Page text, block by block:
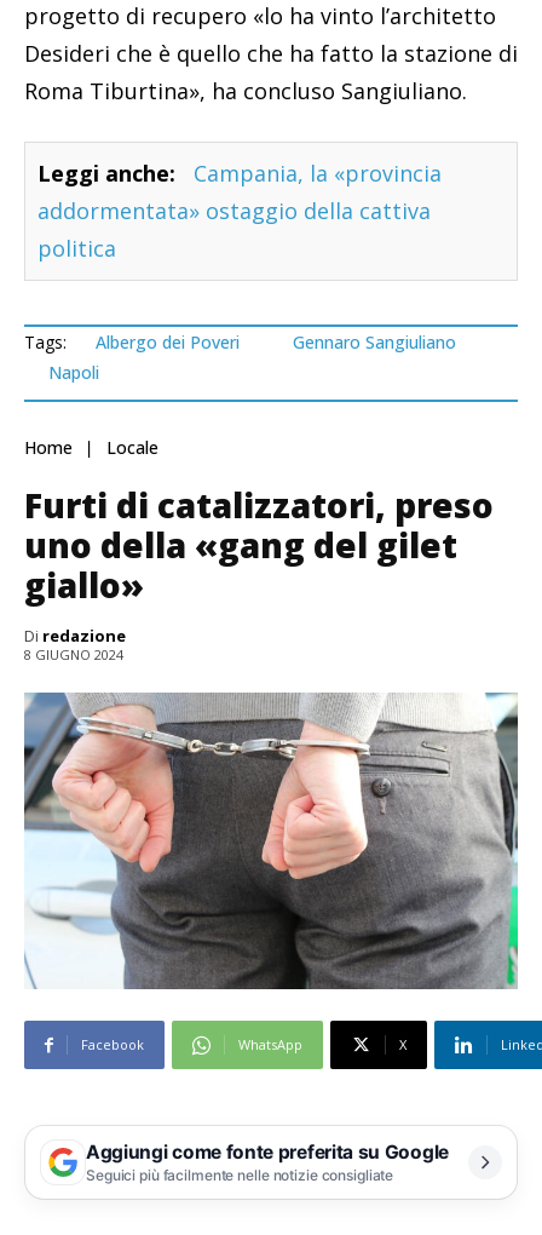
progetto di recupero «lo ha vinto l’architetto
Desideri che è quello che ha fatto la stazione di
Roma Tiburtina», ha concluso Sangiuliano.
Leggi anche:
Campania, la «provincia
addormentata» ostaggio della cattiva
politica
Tags: Albergo dei Poveri
Gennaro Sangiuliano
Napoli
Home Locale
Furti di catalizzatori, preso
uno della «gang del gilet
giallo»
Di redazione
8 GIUGNO 2024
Facebook WhatsApp X
Aggiungi come fonte preferita su Google
Seguici più facilmente nelle notizie consigliate